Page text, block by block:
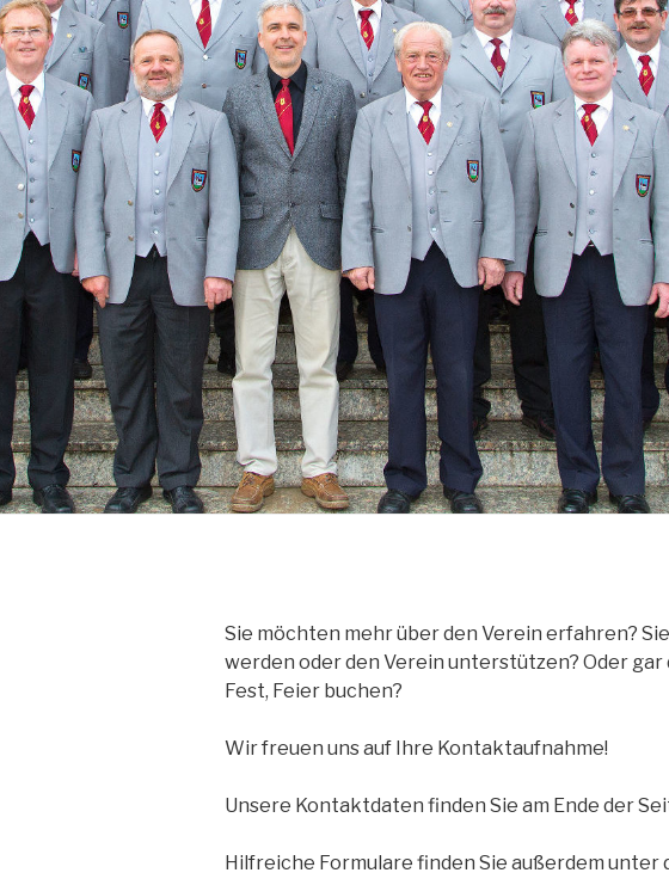
Sie möchten mehr über den Verein erfahren?
werden oder den Verein unterstützen? Oder gar
Fest, Feier buchen?
Wir freuen uns auf Ihre Kontaktaufnahme!
Unsere Kontaktdaten finden Sie am Ende der
Hilfreiche Formulare finden Sie außerdem unter